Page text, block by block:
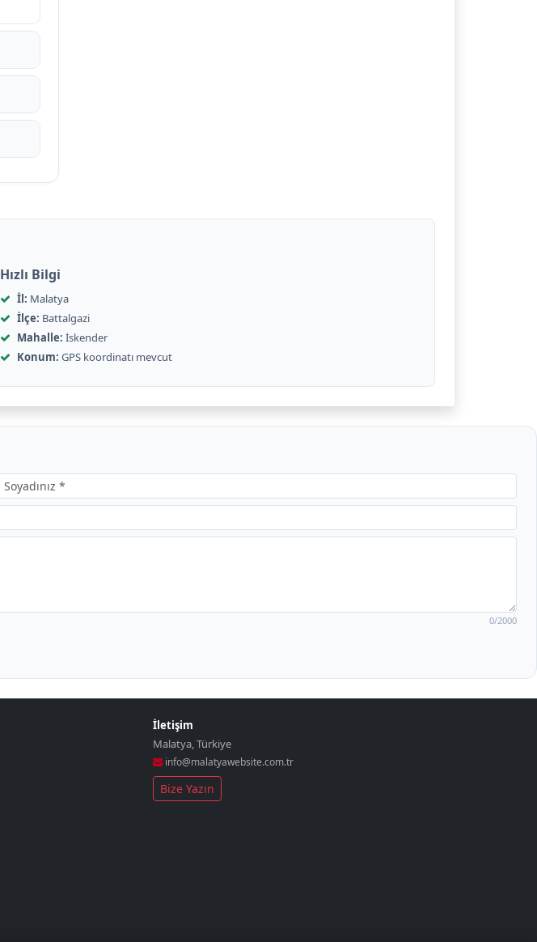
Hızlı Bilgi
İl: Malatya
İlçe: Battalgazi
Mahalle: İskender
Konum: GPS koordinatı mevcut
0/2000
İletişim
Malatya,Türkiye
info@malatyawebsite.com.tr
Bize Yazın